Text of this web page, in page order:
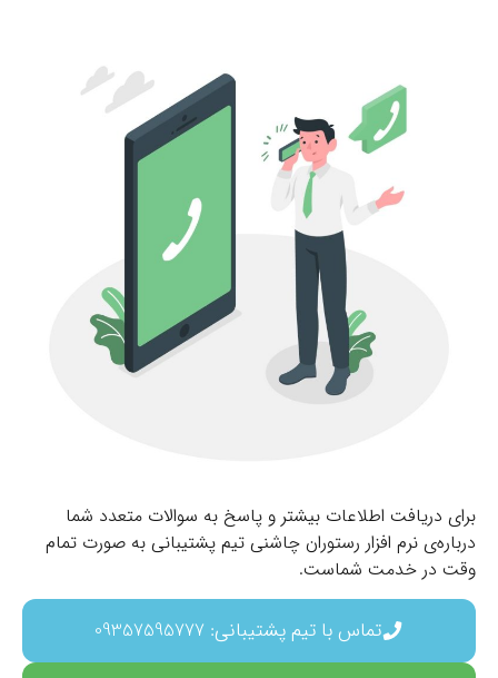
برای دریافت اطلاعات بیشتر و پاسخ به سوالات متعدد شما
درباره‌ی نرم افزار رستوران چاشنی تیم پشتیبانی به صورت تمام
وقت در خدمت شماست.
تماس با تیم پشتیبانی: 09357595777